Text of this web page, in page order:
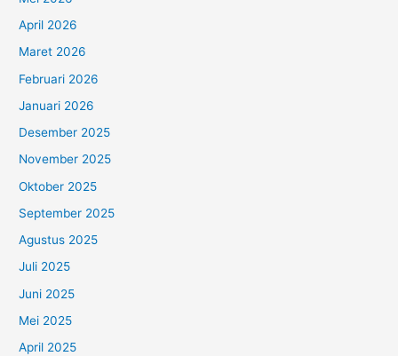
April 2026
Maret 2026
Februari 2026
Januari 2026
Desember 2025
November 2025
Oktober 2025
September 2025
Agustus 2025
Juli 2025
Juni 2025
Mei 2025
April 2025